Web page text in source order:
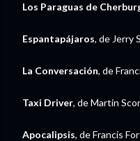
Los Paraguas de
Espantapájaros, de Jerry
La Conversación, de
Taxi Driver, de Martin
Apocalipsis, de Francis